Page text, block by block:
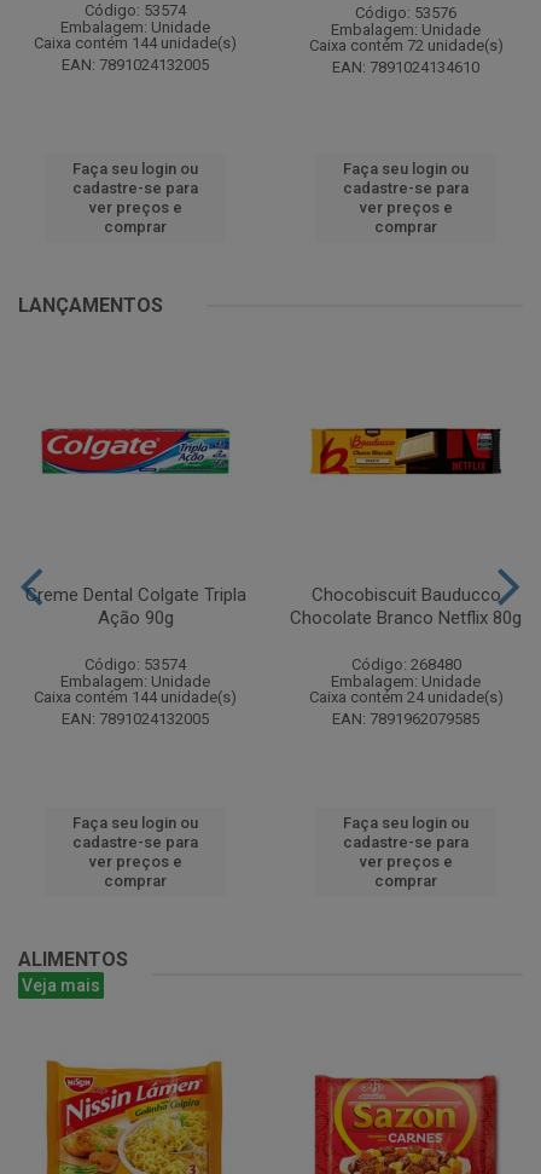
Código: 53574
Embalagem: Unidade
Caixa contém 144 unidade(s)
EAN: 7891024132005
Faça seu login ou
cadastre-se para
ver preços e
comprar
Código: 53576
Embalagem: Unidade
Caixa contém 72 unidade(s)
EAN: 7891024134610
Faça seu login ou
cadastre-se para
ver preços e
comprar
LANÇAMENTOS
Creme Dental Colgate Tripla
Ação 90g
Código: 53574
Embalagem: Unidade
Caixa contém 144 unidade(s)
EAN: 7891024132005
Faça seu login ou
cadastre-se para
ver preços e
comprar
Chocobiscuit Bauducco
Chocolate Branco Netflix 80g
Código: 268480
Embalagem: Unidade
Caixa contém 24 unidade(s)
EAN: 7891962079585
Faça seu login ou
cadastre-se para
ver preços e
comprar
ALIMENTOS
Veja mais